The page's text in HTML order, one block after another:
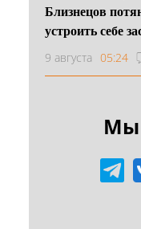
Близнецов
устроить себе
9 августа 05:24
Мы